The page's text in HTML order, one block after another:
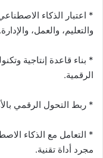
* اعتبار الذكاء
والتعليم، والعمل، والإدارة.
* بناء قاعدة إنتاجية
الرقمية.
* ربط التحول الرقمي
* التعامل مع الذكاء
مجرد أداة تقنية.